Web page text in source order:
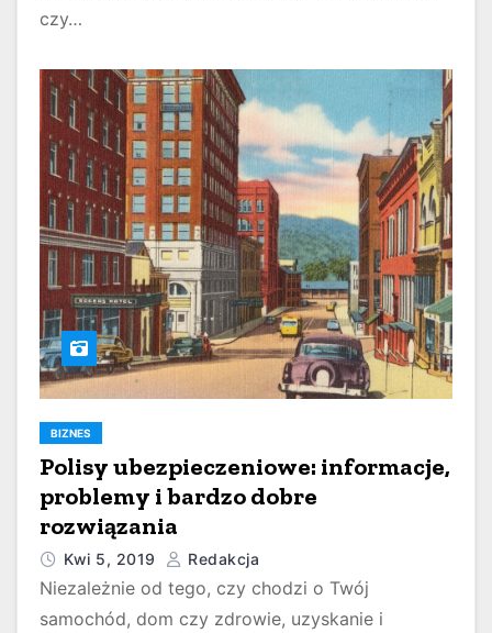
czy…
BIZNES
Polisy ubezpieczeniowe: informacje,
problemy i bardzo dobre
rozwiązania
Kwi 5, 2019 Redakcja
Niezależnie od tego, czy chodzi o Twój
samochód, dom czy zdrowie, uzyskanie i